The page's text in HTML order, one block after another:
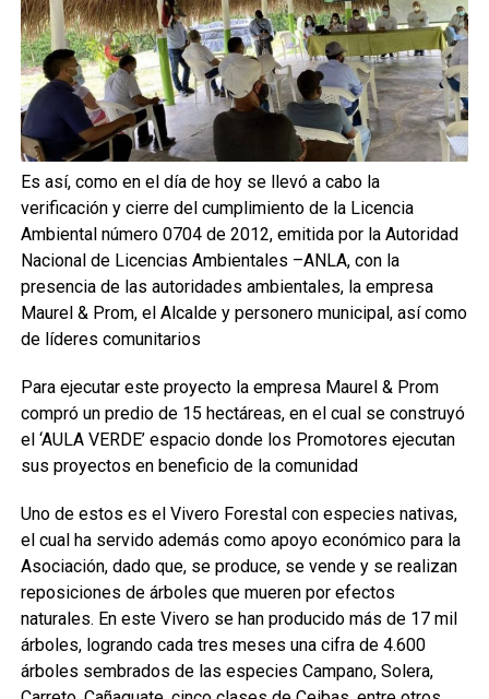
Es así, como en el día de hoy se llevó a cabo la
verificación y cierre del cumplimiento de la Licencia
Ambiental número 0704 de 2012, emitida por la Autoridad
Nacional de Licencias Ambientales –ANLA, con la
presencia de las autoridades ambientales, la empresa
Maurel & Prom, el Alcalde y personero municipal, así como
de líderes comunitarios
Para ejecutar este proyecto la empresa Maurel & Prom
compró un predio de 15 hectáreas, en el cual se construyó
el ‘AULA VERDE’ espacio donde los Promotores ejecutan
sus proyectos en beneficio de la comunidad
Uno de estos es el Vivero Forestal con especies nativas,
el cual ha servido además como apoyo económico para la
Asociación, dado que, se produce, se vende y se realizan
reposiciones de árboles que mueren por efectos
naturales. En este Vivero se han producido más de 17 mil
árboles, logrando cada tres meses una cifra de 4.600
árboles sembrados de las especies Campano, Solera,